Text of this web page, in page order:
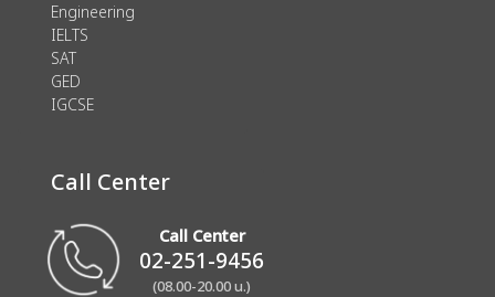
Engineering
IELTS
SAT
GED
IGCSE
Call Center
Call Center
02-251-9456
(08.00-20.00 น.)